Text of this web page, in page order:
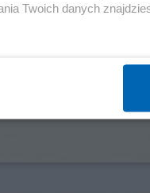
Twoich danych